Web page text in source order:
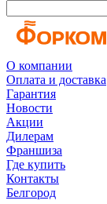
О компании
Оплата и доставка
Гарантия
Новости
Акции
Дилерам
Франшиза
Где купить
Контакты
Белгород